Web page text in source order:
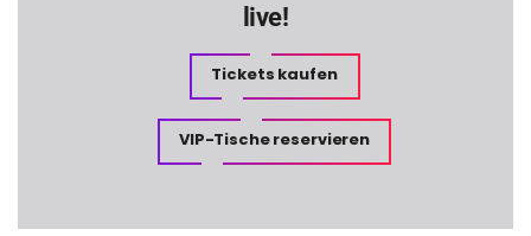
live!
Tickets kaufen
VIP-Tische reservieren